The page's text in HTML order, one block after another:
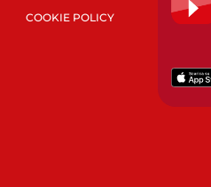
COOKIE POLICY